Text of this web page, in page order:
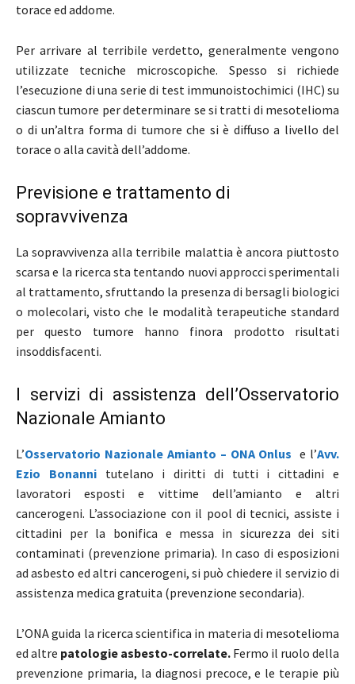
torace ed addome.
Per arrivare al terribile verdetto, generalmente vengono
utilizzate tecniche microscopiche. Spesso si richiede
l’esecuzione di una serie di test immunoistochimici (IHC) su
ciascun tumore per determinare se si tratti di mesotelioma
o di un’altra forma di tumore che si è diffuso a livello del
torace o alla cavità dell’addome.
Previsione e trattamento di
sopravvivenza
La sopravvivenza alla terribile malattia è ancora piuttosto
scarsa e la ricerca sta tentando nuovi approcci sperimentali
al trattamento, sfruttando la presenza di bersagli biologici
o molecolari, visto che le modalità terapeutiche standard
per questo tumore hanno finora prodotto risultati
insoddisfacenti.
I servizi di assistenza dell’Osservatorio
Nazionale Amianto
L’Osservatorio Nazionale Amianto – ONA Onlus e l’Avv.
Ezio Bonannitutelano i diritti di tutti i cittadini e
lavoratori esposti e vittime dell’amianto e altri
cancerogeni. L’associazione con il pool di tecnici, assiste i
cittadini per la bonifica e messa in sicurezza dei siti
contaminati (prevenzione primaria). In caso di esposizioni
ad asbesto ed altri cancerogeni, si può chiedere il servizio di
assistenza medica gratuita (prevenzione secondaria).
L’ONA guida la ricerca scientifica in materia di mesotelioma
ed altre patologie asbesto-correlate. Fermo il ruolo della
prevenzione primaria, la diagnosi precoce, e le terapie più